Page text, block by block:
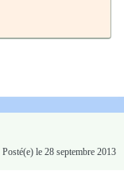
Posté(e) le 28 septembre 2013